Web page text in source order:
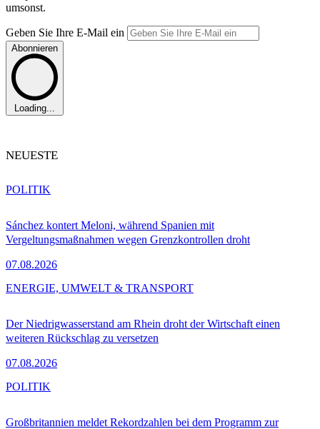
umsonst.
Geben Sie Ihre E-Mail ein
Abonnieren
Loading...
NEUESTE
Sánchez kontert Meloni, während Spanien mit
Vergeltungsmaßnahmen wegen Grenzkontrollen droht
07.08.2026
POLITIK
Der Niedrigwasserstand am Rhein droht der Wirtschaft einen
weiteren Rückschlag zu versetzen
07.08.2026
ENERGIE, UMWELT & TRANSPORT
Großbritannien meldet Rekordzahlen bei dem Programm zur
POLITIK